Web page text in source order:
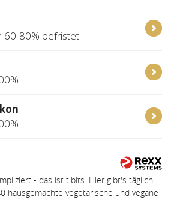
60-80% befristet
- das ist tibits. Hier gibt's täglich
hausgemachte vegetarische und vegane